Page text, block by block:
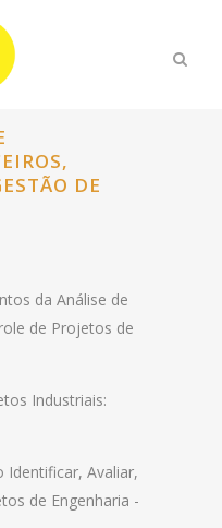
DE
da Análise de
de Projetos de
Industriais:
Identificar, Avaliar,
de Engenharia -